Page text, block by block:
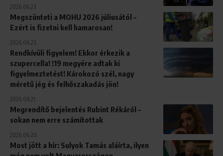
2026.06.23.
Megszünteti a MOHU 2026 júliusától –
Ezért is fizetni kell hamarosan!
2026.06.23.
Rendkívüli figyelem! Ekkor érkezik a
szupercella! !19 megyére adtak ki
figyelmeztetést! Károkozó szél, nagy
méretű jég és felhőszakadás jön!
2026.06.21.
Megrendítő bejelentés Rubint Rékáról –
sokan nem erre számítottak
2026.06.20.
Most jött a hír: Sulyok Tamás aláírta, ilyen